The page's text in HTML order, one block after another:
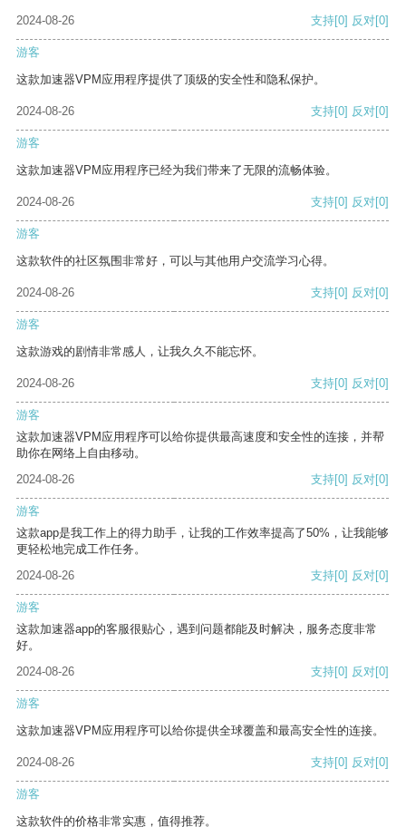
2024-08-26 支持[0] 反对[0]
游客
这款加速器VPM应用程序提供了顶级的安全性和隐私保护。
2024-08-26 支持[0] 反对[0]
游客
这款加速器VPM应用程序已经为我们带来了无限的流畅体验。
2024-08-26 支持[0] 反对[0]
游客
这款软件的社区氛围非常好，可以与其他用户交流学习心得。
2024-08-26 支持[0] 反对[0]
游客
这款游戏的剧情非常感人，让我久久不能忘怀。
2024-08-26 支持[0] 反对[0]
游客
这款加速器VPM应用程序可以给你提供最高速度和安全性的连接，并帮
助你在网络上自由移动。
2024-08-26
支持[0] 反对[0]
游客
这款app是我工作上的得力助手，让我的工作效率提高了50%，让我能够
更轻松地完成工作任务。
2024-08-26
支持[0] 反对[0]
游客
这款加速器app的客服很贴心，遇到问题都能及时解决，服务态度非常
好。
2024-08-26
支持[0] 反对[0]
游客
这款加速器VPM应用程序可以给你提供全球覆盖和最高安全性的连接。
2024-08-26 支持[0] 反对[0]
游客
这款软件的价格非常实惠，值得推荐。